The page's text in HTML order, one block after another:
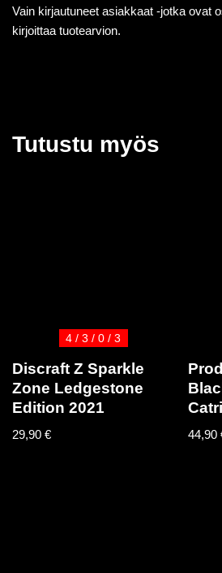
Vain kirjautuneet asiakkaat -jotka ovat
kirjoittaa tuotearvion.
Tutustu myös
4 / 3 / 0 / 3
Discraft Z Sparkle
Zone Ledgestone
Edition 2021
29,90 € 44,90